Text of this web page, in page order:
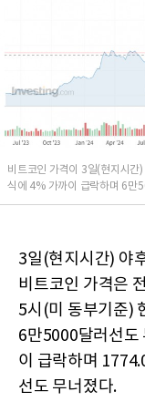
비트코인 가격이 3일(현지시간
식에 4% 가까이 급락하며 6만
3일(현지시간) 야
비트코인 가격은
5시(미 동부기준)
6만5000달러선도
이 급락하며
선도 무너졌다.